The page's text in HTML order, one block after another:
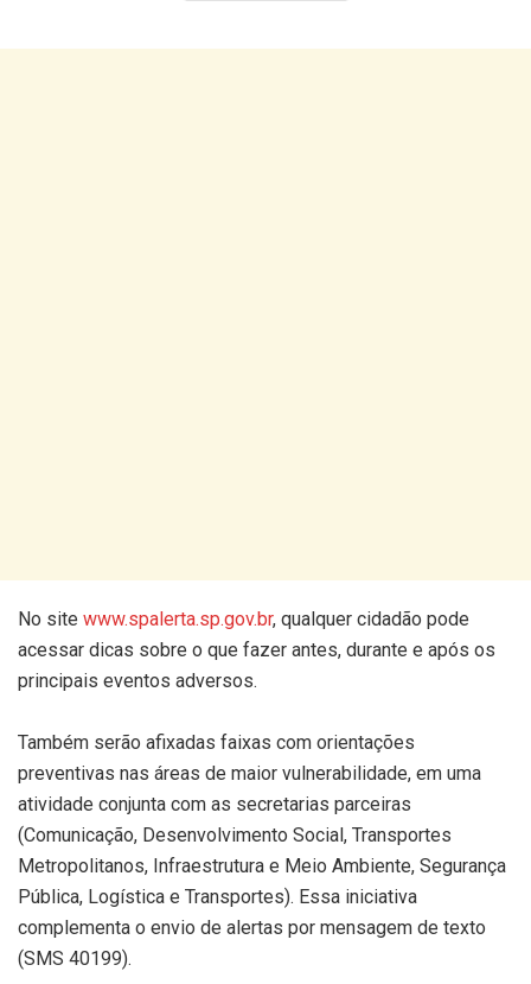
No site www.spalerta.sp.gov.br, qualquer cidadão pode
acessar dicas sobre o que fazer antes, durante e após os
principais eventos adversos.
Também serão afixadas faixas com orientações
preventivas nas áreas de maior vulnerabilidade, em uma
atividade conjunta com as secretarias parceiras
(Comunicação, Desenvolvimento Social, Transportes
Metropolitanos, Infraestrutura e Meio Ambiente, Segurança
Pública, Logística e Transportes). Essa iniciativa
complementa o envio de alertas por mensagem de texto
(SMS 40199).